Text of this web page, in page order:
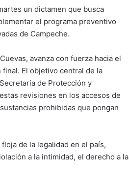
un dictamen que busca
el programa preventivo
de Campeche.
avanza con fuerza hacia el
El objetivo central de la
de Protección y
revisiones en los accesos de
prohibidas que pongan
de la legalidad en el país,
a la intimidad, el derecho a la